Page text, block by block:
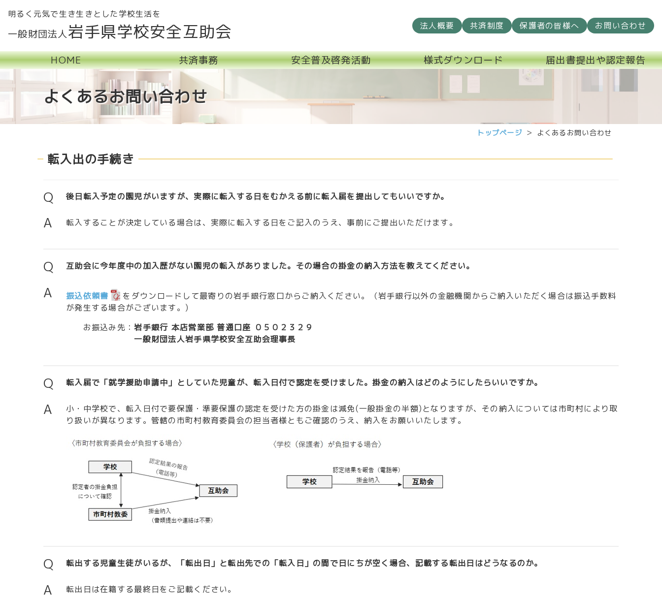
一般財団法人岩手県学校安全互助会
明るく元気で生き生きとした学校生活を
法人概要
共済制度 保護者の皆様へ お問い合わせ
HOME 共済事務 安全普及啓発活動 様式ダウンロード 届出書提出や認定報告
よくあるお問い合わせ
トップページ よくあるお問い合わせ
転入出の手続き
Q 後日転入予定の園児がいますが、実際に転入する日をむかえる前に転入届を提出してもいいですか。
A 転入することが決定している場合は、実際に転入する日をご記入のうえ、事前にご提出いただけます。
Q 互助会に今年度中の加入歴がない園児の転入がありました。その場合の掛金の納入方法を教えてください。
A 振込依頼書
をダウンロードして最寄りの岩手銀行窓口からご納入ください。（岩手銀行以外の金融機関からご納入いただく場合は振込手数料
が発生する場合がございます。)
お振込み先：岩手銀行 本店営業部 普通口座 ０５０２３２９
一般財団法人岩手県学校安全互助会理事長
Q 転入届で「就学援助申請中」としていた児童が、転入日付で認定を受けました。掛金の納入はどのようにしたらいいですか。
A
小・中学校で、転入日付で要保護・準要保護の認定を受けた方の掛金は減免(一般掛金の半額)となりますが、その納入については市町村により取
り扱いが異なります。管轄の市町村教育委員会の担当者様ともご確認のうえ、納入をお願いいたします。
Q 転出する児童生徒がいるが、「転出日」と転出先での「転入日」の間で日にちが空く場合、記載する転出日はどうなるのか。
A 転出日は在籍する最終日をご記載ください。